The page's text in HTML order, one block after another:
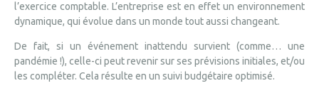
l’exercice comptable. L’entreprise est en effet un environnement
dynamique, qui évolue dans un monde tout aussi changeant.
De fait, si un événement inattendu survient (comme… une
pandémie !), celle-ci peut revenir sur ses prévisions initiales, et/ou
les compléter. Cela résulte en un suivi budgétaire optimisé.